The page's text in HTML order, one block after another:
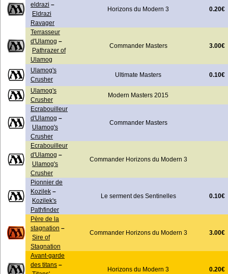
eldrazi –
Eldrazi
Ravager
Horizons du Modern 3 0.20€
Terrasseur
d'Ulamog –
Pathrazer of
Ulamog
Commander Masters 3.00€
Ulamog's
Crusher
Ultimate Masters 0.10€
Ulamog's
Crusher
Modern Masters 2015
Ecrabouilleur
d'Ulamog –
Ulamog's
Crusher
Commander Masters
Ecrabouilleur
d'Ulamog –
Ulamog's
Crusher
Commander Horizons du Modern 3
Pionnier de
Kozilek –
Kozilek's
Pathfinder
Le serment des Sentinelles 0.10€
Père de la
stagnation –
Sire of
Stagnation
Commander Horizons du Modern 3 3.00€
Avant-garde
des titans –
Horizons du Modern 3 0.20€